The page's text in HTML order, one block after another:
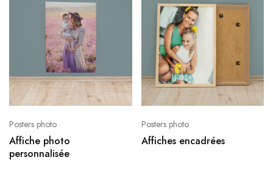
Posters photo
Affiche photo
personnalisée
Posters photo
Affiches encadrées